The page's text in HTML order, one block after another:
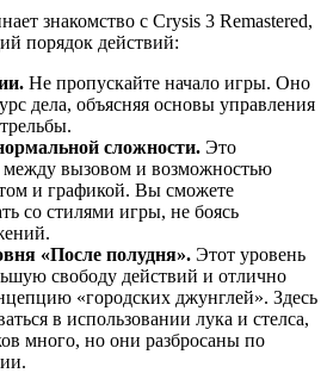
знакомство с Crysis 3 Remastered,
порядок действий:
Не пропускайте начало игры. Оно
дела, объясняя основы управления
сложности. Это
между вызовом и возможностью
и графикой. Вы сможете
со стилями игры, не боясь
«После полудня». Этот уровень
свободу действий и отлично
«городских джунглей». Здесь
в использовании лука и стелса,
много, но они разбросаны по